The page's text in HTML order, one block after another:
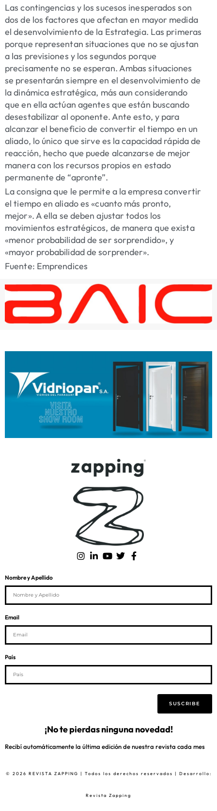
Las contingencias y los sucesos inesperados son
dos de los factores que afectan en mayor medida
el desenvolvimiento de la Estrategia. Las primeras
porque representan situaciones que no se ajustan
a las previsiones y los segundos porque
precisamente no se esperan. Ambas situaciones
se presentarán siempre en el desenvolvimiento de
la dinámica estratégica, más aun considerando
que en ella actúan agentes que están buscando
desestabilizar al oponente. Ante esto, y para
alcanzar el beneficio de convertir el tiempo en un
aliado, lo único que sirve es la capacidad rápida de
reacción, hecho que puede alcanzarse de mejor
manera con los recursos propios en estado
permanente de “apronte”.
La consigna que le permite a la empresa convertir
el tiempo en aliado es «cuanto más pronto,
mejor». A ella se deben ajustar todos los
movimientos estratégicos, de manera que exista
«menor probabilidad de ser sorprendido», y
«mayor probabilidad de sorprender».
Fuente: Emprendices
Nombre y Apellido
Email
País
SUSCRIBE
¡No te pierdas ninguna novedad!
Recibí automáticamente la última edición de nuestra revista cada mes
© 2026 REVISTA ZAPPING | Todos los derechos reservados | Desarrollo:
Revista Zapping